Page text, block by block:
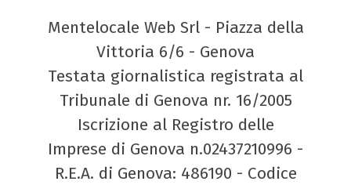
Mentelocale Web Srl - Piazza della
Vittoria 6/6 - Genova
Testata giornalistica registrata al
Tribunale di Genova nr. 16/2005
Iscrizione al Registro delle
Imprese di Genova n.02437210996 -
R.E.A. di Genova: 486190 - Codice